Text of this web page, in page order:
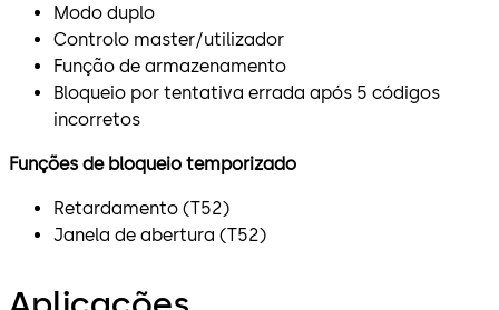
Modo duplo
Controlo master/utilizador
Função de armazenamento
Bloqueio por tentativa errada após 5 códigos
incorretos
Funções de bloqueio temporizado
Retardamento (T52)
Janela de abertura (T52)